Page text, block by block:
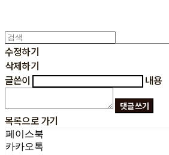
수정하기
삭제하기
글쓴이
내용
댓글 쓰기
목록으로 가기
페이스북
카카오톡